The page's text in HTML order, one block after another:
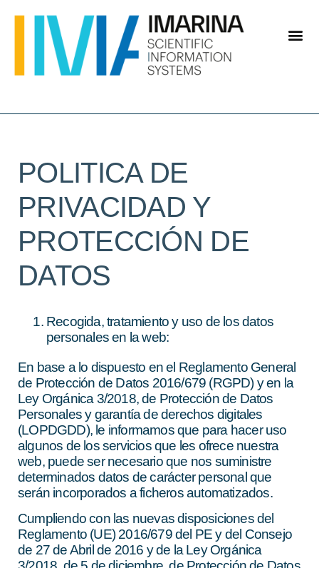
POLITICA DE
PRIVACIDAD Y
PROTECCIÓN DE
DATOS
Recogida, tratamiento y uso de los datos
personales en la web:
En base a lo dispuesto en el Reglamento General
de Protección de Datos 2016/679 (RGPD) y en la
Ley Orgánica 3/2018, de Protección de Datos
Personales y garantía de derechos digitales
(LOPDGDD), le informamos que para hacer uso
algunos de los servicios que les ofrece nuestra
web, puede ser necesario que nos suministre
determinados datos de carácter personal que
serán incorporados a ficheros automatizados.
Cumpliendo con las nuevas disposiciones del
Reglamento (UE) 2016/679 del PE y del Consejo
de 27 de Abril de 2016 y de la Ley Orgánica